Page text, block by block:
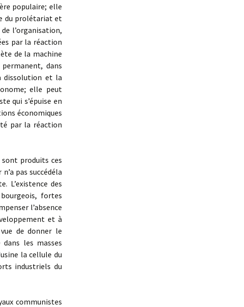
populaire; elle
du prolétariat et
l’organisation,
par la réaction
de la machine
dans
dissolution et la
elle peut
qui s’épuise en
économiques
par la réaction
produits ces
pas succédéla
L’existence des
fortes
l’absence
et à
de donner le
les masses
la cellule du
industriels du
communistes